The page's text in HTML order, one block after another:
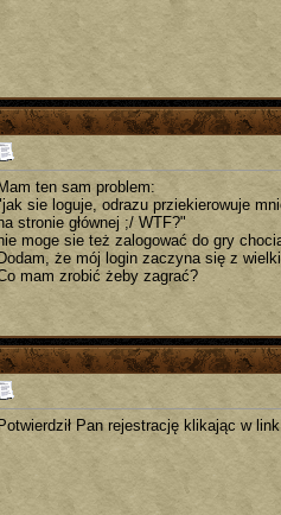
Mam ten sam problem:
sie loguje, odrazu prziekierowuje
stronie głównej ;/ WTF?"
moge sie też zalogować do gry
Dodam, że mój login zaczyna się z
mam zrobić żeby zagrać?
Potwierdził Pan rejestrację klikając w